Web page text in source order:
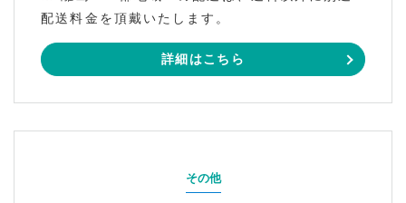
配送料金を頂戴いたします。
詳細はこちら
その他